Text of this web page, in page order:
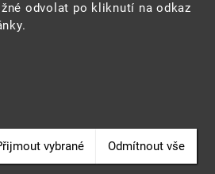
Cookie
odvolat po kliknutí na odkaz
vybrané Odmítnout vše